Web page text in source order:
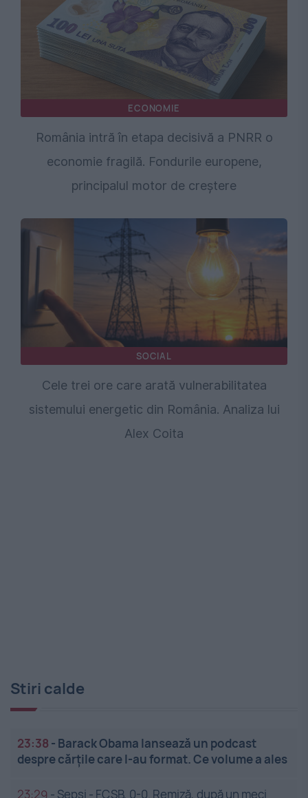
ECONOMIE
România intră în etapa decisivă a PNRR o
economie fragilă. Fondurile europene,
principalul motor de creștere
SOCIAL
Cele trei ore care arată vulnerabilitatea
sistemului energetic din România. Analiza lui
Alex Coita
Stiri calde
23:38 - Barack Obama lansează un podcast
despre cărțile care l-au format. Ce volume a ales
23:29 - Sepsi - FCSB, 0-0. Remiză, după un meci